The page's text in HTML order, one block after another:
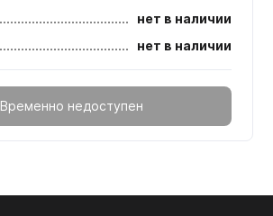
нет в наличии
нет в наличии
Временно недоступен